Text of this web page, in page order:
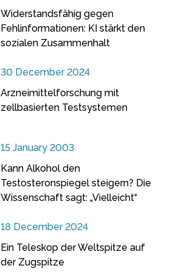
Widerstandsfähig gegen
Fehlinformationen: KI stärkt den
sozialen Zusammenhalt
30 December 2024
Arzneimittelforschung mit
zellbasierten Testsystemen
15 January 2003
Kann Alkohol den
Testosteronspiegel steigern? Die
Wissenschaft sagt: „Vielleicht“
18 December 2024
Ein Teleskop der Weltspitze auf
der Zugspitze